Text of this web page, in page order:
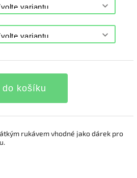
do košíku
rukávem vhodné jako dárek pro